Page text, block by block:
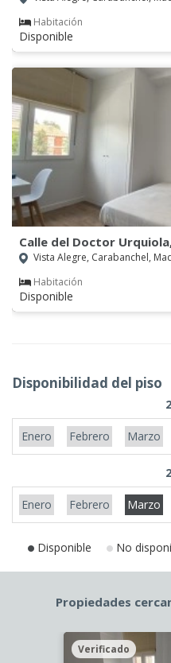
Habitación
Disponible
Calle del Doctor
Vista Alegre, Carabanchel,
Habitación
Disponible
Disponibilidad del piso
Enero Febrero Marzo
Enero Febrero Marzo
Disponible No
Propiedades
Verificado